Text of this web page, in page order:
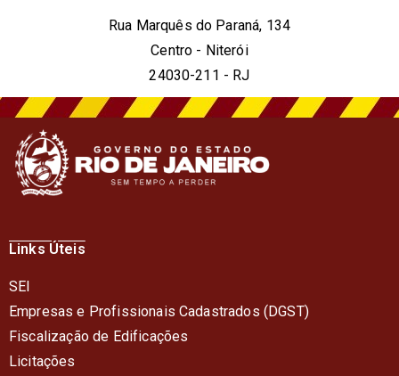
Rua Marquês do Paraná, 134
Centro - Niterói
24030-211 - RJ
Links Úteis
SEI
Empresas e Profissionais Cadastrados (DGST)
Fiscalização de Edificações
Licitações